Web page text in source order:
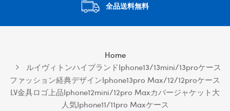
全品送料無料
Home
ルイヴィトンハイブランドiphone13/13mini/13proケース
ファッション経典デザインiphone13pro Max/12/12proケース
LV金具ロゴ上品iphone12mini/12pro Maxカバージャケット大
人気iphone11/11pro Maxケース